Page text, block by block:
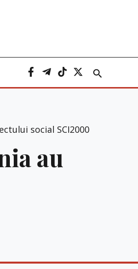
Caută
social SCI2000
au